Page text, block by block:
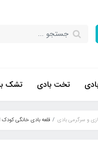
تخت بادی تشک
و سرگرمی بادی قلعه بادی خانگی کودک